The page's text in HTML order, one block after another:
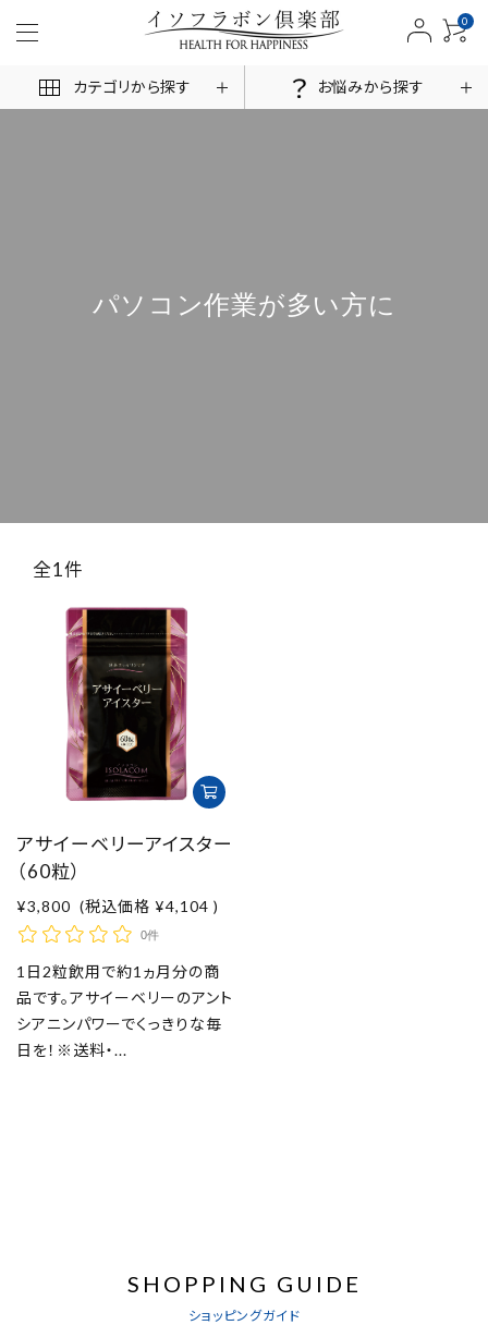
0
カテゴリから探す お悩みから探す
ご利用規約
プライバシーポリシー
特定商取引法表示
お問い合わせ
パソコン作業が多い方に
全1件
アサイーベリーアイスター
（60粒）
¥3,800 (税込価格 ¥4,104 )
0件
1日2粒飲用で約1ヵ月分の商
品です。アサイーベリーのアント
シアニンパワーでくっきりな毎
日を！※送料・...
SHOPPING GUIDE
ショッピングガイド